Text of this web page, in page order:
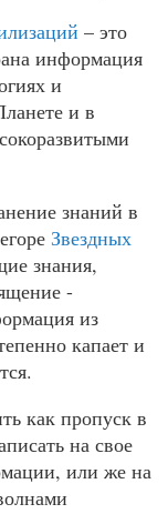
– это
информация
и
и в
знаний в
Звездных
знания,
-
из
капает и
как пропуск в
на свое
или же на